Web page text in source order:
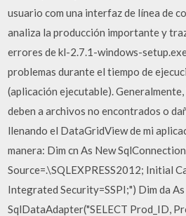
usuario com una interfaz de línea de
analiza la producción importante y
errores de kl-2.7.1-windows-
problemas durante el tiempo de
(aplicación ejecutable).
deben a archivos no encontrados o
llenando el DataGridView de mi
manera: Dim cn As New
Source=.\SQLEXPRESS2012; Initial
Integrated Security=SSPI;") Dim da
SqlDataAdapter("SELECT Prod_ID,